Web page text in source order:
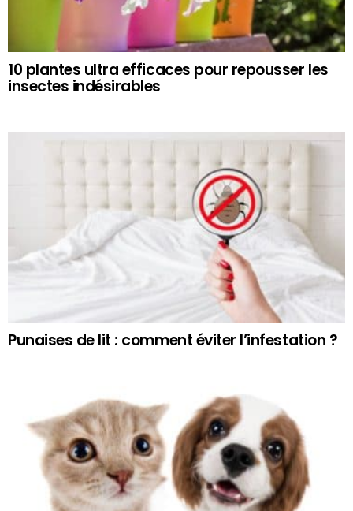
10 plantes ultra efficaces pour repousser les
insectes indésirables
Punaises de lit : comment éviter l’infestation ?